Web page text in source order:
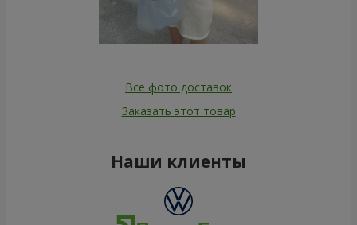
Все фото доставок
Заказать этот товар
Наши клиенты